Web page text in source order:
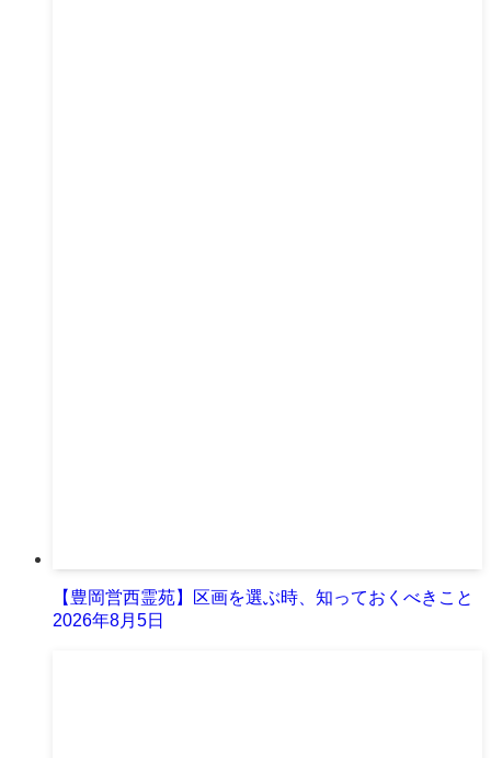
【豊岡営西霊苑】区画を選ぶ時、知っておくべきこと
2026年8月5日